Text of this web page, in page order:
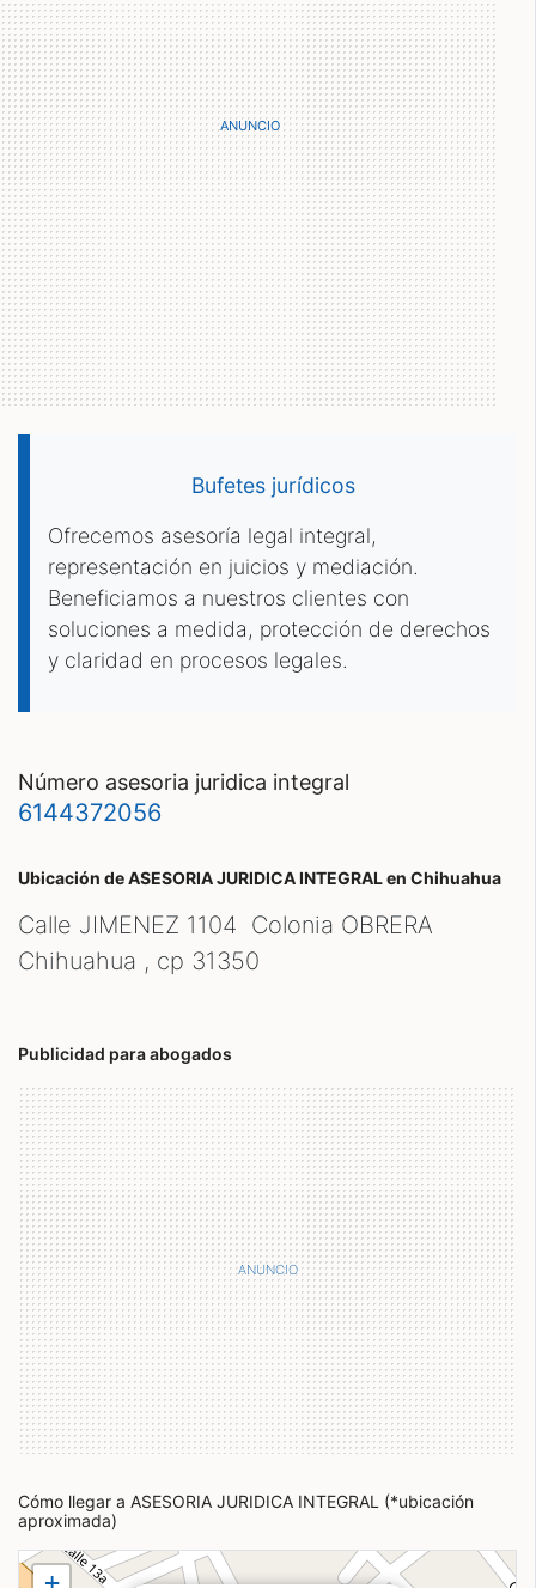
Bufetes jurídicos
Ofrecemos asesoría legal integral,
representación en juicios y mediación.
Beneficiamos a nuestros clientes con
soluciones a medida, protección de derechos
y claridad en procesos legales.
número asesoria juridica integral
6144372056
Ubicación de ASESORIA JURIDICA INTEGRALen Chihuahua
Calle JIMENEZ 1104 Colonia OBRERA
Chihuahua , cp 31350
Publicidad para abogados
Cómo llegar a ASESORIA JURIDICA INTEGRAL (*ubicación
aproximada)